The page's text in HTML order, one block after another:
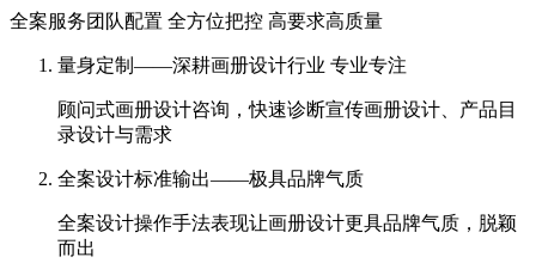
全案服务团队配置 全方位把控 高要求高质量
量身定制——深耕画册设计行业 专业专注
顾问式画册设计咨询，快速诊断宣传画册设计、产品目
录设计与需求
全案设计标准输出——极具品牌气质
全案设计操作手法表现让画册设计更具品牌气质，脱颖
而出